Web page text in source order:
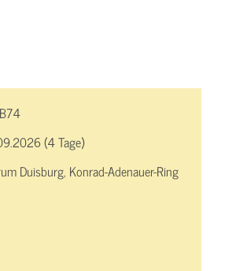
(4 Tage)
Duisburg, Konrad-Adenauer-Ring